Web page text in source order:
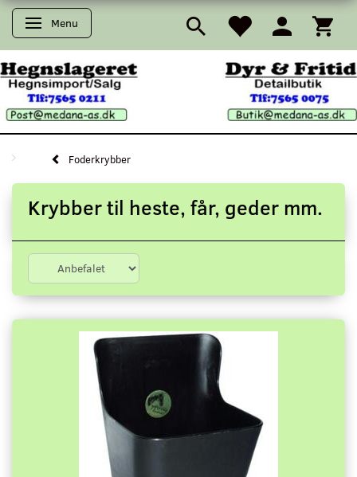
Skifte navigation
Menu
Foderkrybber
Krybber til heste, får, geder mm.